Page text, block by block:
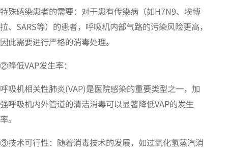
特殊感染患者的需要：对于患有传染病（如H7N9、埃博
拉、SARS等）的患者，呼吸机内部气路的污染风险更高，
因此需要进行严格的消毒处理。
②降低VAP发生率：
呼吸机相关性肺炎(VAP)是医院感染的重要类型之一，加
强呼吸机内外管道的清洁消毒可以显著降低VAP的发生
率。
③技术可行性：随着消毒技术的发展，如过氧化氢蒸汽消